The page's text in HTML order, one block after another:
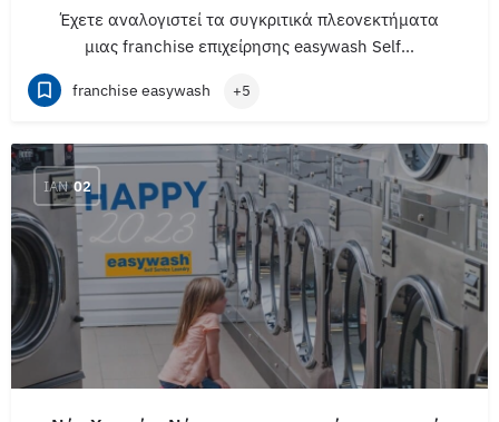
Έχετε αναλογιστεί τα συγκριτικά πλεονεκτήματα
μιας franchise επιχείρησης easywash Self…
franchise easywash +5
ΙΑΝ 02